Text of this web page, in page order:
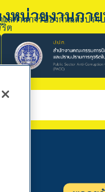
หน่วยงานภา
ลด้านการป้องกันและปรา
ต